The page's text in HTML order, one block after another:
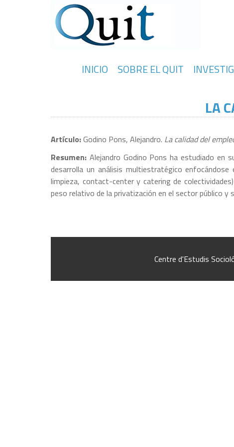
INICIO SOBRE EL QUIT
LA
Artículo:Godino Pons, Alejandro. La calidad del
Resumen: Alejandro Godino Pons ha estudiado en
desarrolla un análisis multiestratégico
limpieza, contact-center y catering de
peso relativo de la privatización en el sector público y
Centre d'Estudis